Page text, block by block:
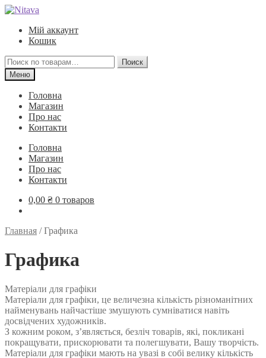
Перейти
навигации
Перейти
содержимому
Мій аккаунт
Кошик
Искать:
Поиск
Меню
Головна
Магазин
Про нас
Контакти
Головна
Магазин
Про нас
Контакти
0,00 ₴ 0 товаров
Главная /Графика
Графика
Матеріали для графіки
Матеріали для графіки, це величезна кількість різноманітних
найменувань найчастіше змушують сумніватися навіть
досвідчених художників.
З кожним роком, з’являється, безліч товарів, які, покликані
покращувати, прискорювати та полегшувати, Вашу творчість.
Матеріали для графіки мають на увазі в собі велику кількість